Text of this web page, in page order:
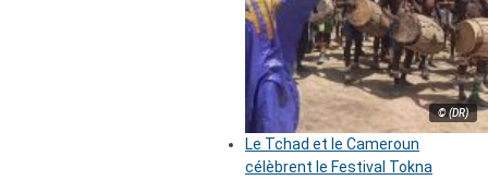
© (DR)
Le Tchad et le Cameroun
célèbrent le Festival Tokna